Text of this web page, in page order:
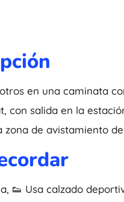
en una caminata
con salida en la
zona de avistamiento
👟 Usa calzado